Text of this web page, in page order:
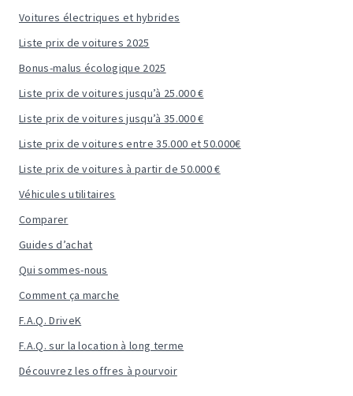
Voitures électriques et hybrides
Liste prix de voitures 2025
Bonus-malus écologique 2025
Liste prix de voitures jusqu’à 25.000 €
Liste prix de voitures jusqu’à 35.000 €
Liste prix de voitures entre 35.000 et 50.000€
Liste prix de voitures à partir de 50.000 €
Véhicules utilitaires
Comparer
Guides d’achat
Qui sommes-nous
Comment ça marche
F.A.Q. DriveK
F.A.Q. sur la location à long terme
Découvrez les offres à pourvoir